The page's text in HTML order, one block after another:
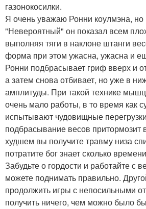
газонокосилки.
Я очень уважаю Ронни коулмэна,
"Невероятный" он показал всем
выполняя тяги в наклоне штанги
форма при этом ужасна, ужасна и
Ронни подбрасывает гриф вверх и
а затем снова отбивает, но уже в
амплитуды. При такой технике
очень мало работы, в то время как
испытывают чудовищные
подбрасывание весов притормозит
худшем вы получите травму низа
потратите бог знает сколько
Забудьте о гордости и работайте с
можете поднимать правильно.
продолжить игры с непосильными
получить ничего, чем можно было